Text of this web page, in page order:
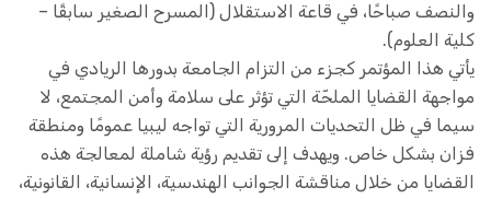
والنصف صباحًا، في قاعة الاستقلال (المسرح الصغير سابقًا –
كلية العلوم).
يأتي هذا المؤتمر كجزء من التزام الجامعة بدورها الريادي في
مواجهة القضايا الملحّة التي تؤثر على سلامة وأمن المجتمع، لا
سيما في ظل التحديات المرورية التي تواجه ليبيا عمومًا ومنطقة
فزان بشكل خاص. ويهدف إلى تقديم رؤية شاملة لمعالجة هذه
القضايا من خلال مناقشة الجوانب الهندسية، الإنسانية، القانونية،